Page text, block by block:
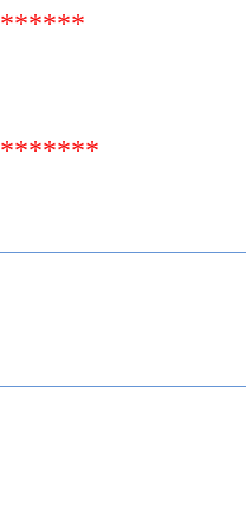
******
*******